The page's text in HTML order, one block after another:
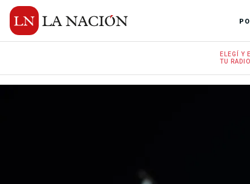
ELEGÍ Y
TU RADIO